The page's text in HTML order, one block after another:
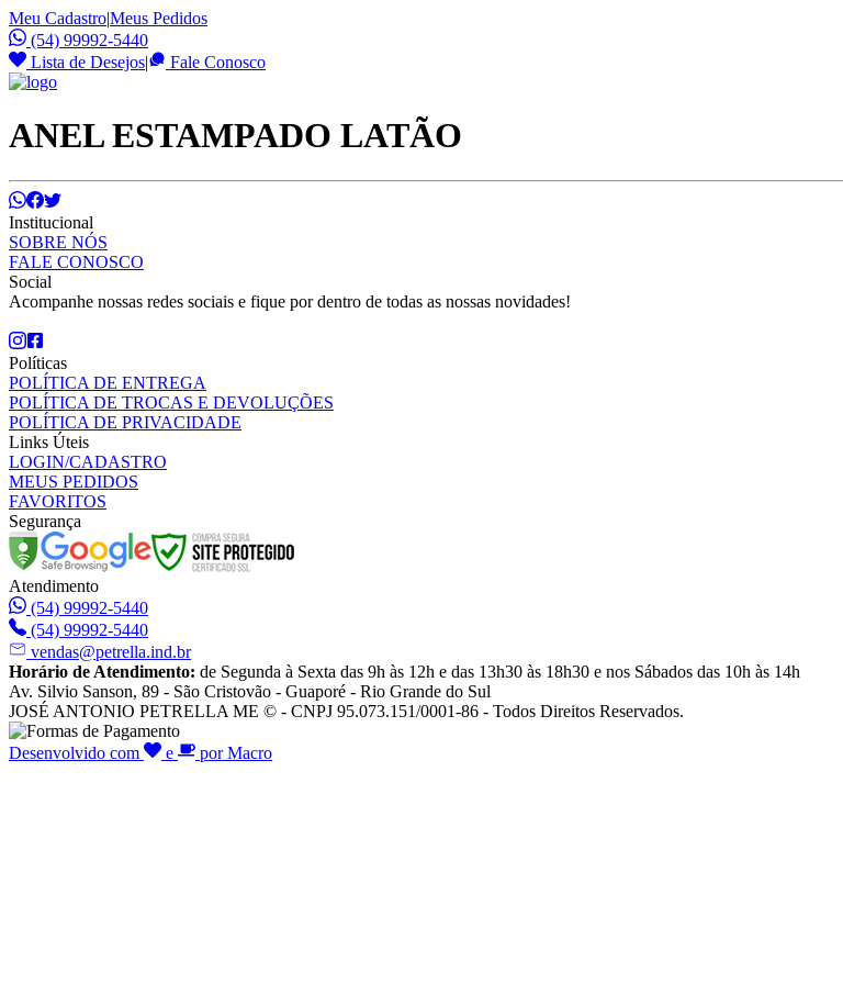
Meu Cadastro|Meus Pedidos
(54) 99992-5440
Lista de Desejos| Fale Conosco
ANEL ESTAMPADO LATÃO
Institucional
SOBRE NÓS
FALE CONOSCO
Social
Acompanhe nossas redes sociais e fique por dentro de todas as nossas novidades!
Políticas
POLÍTICA DE ENTREGA
POLÍTICA DE TROCAS E DEVOLUÇÕES
POLÍTICA DE PRIVACIDADE
Links Úteis
LOGIN/CADASTRO
MEUS PEDIDOS
FAVORITOS
Segurança
Atendimento
(54) 99992-5440
(54) 99992-5440
vendas@petrella.ind.br
Horário de Atendimento: de Segunda à Sexta das 9h às 12h e das 13h30 às 18h30 e nos Sábados das 10h às 14h
Av. Silvio Sanson, 89 - São Cristovão - Guaporé - Rio Grande do Sul
JOSÉ ANTONIO PETRELLA ME © - CNPJ 95.073.151/0001-86 - Todos Direitos Reservados.
Desenvolvido com e por Macro